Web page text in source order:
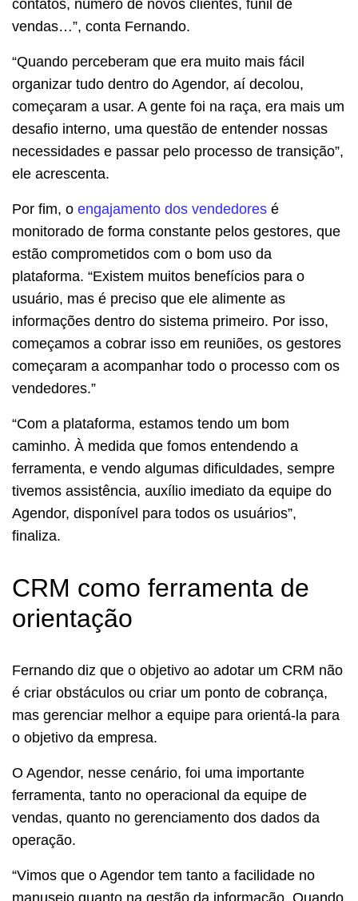
contatos, número de novos clientes, funil de
vendas…”, conta Fernando.
“Quando perceberam que era muito mais fácil
organizar tudo dentro do Agendor, aí decolou,
começaram a usar. A gente foi na raça, era mais um
desafio interno, uma questão de entender nossas
necessidades e passar pelo processo de transição”,
ele acrescenta.
Por fim, o engajamento dos vendedores é
monitorado de forma constante pelos gestores, que
estão comprometidos com o bom uso da
plataforma. “Existem muitos benefícios para o
usuário, mas é preciso que ele alimente as
informações dentro do sistema primeiro. Por isso,
começamos a cobrar isso em reuniões, os gestores
começaram a acompanhar todo o processo com os
vendedores.”
“Com a plataforma, estamos tendo um bom
caminho. À medida que fomos entendendo a
ferramenta, e vendo algumas dificuldades, sempre
tivemos assistência, auxílio imediato da equipe do
Agendor, disponível para todos os usuários”,
finaliza.
CRM como ferramenta de
orientação
Fernando diz que o objetivo ao adotar um CRM não
é criar obstáculos ou criar um ponto de cobrança,
mas gerenciar melhor a equipe para orientá-la para
o objetivo da empresa.
O Agendor, nesse cenário, foi uma importante
ferramenta, tanto no operacional da equipe de
vendas, quanto no gerenciamento dos dados da
operação.
“Vimos que o Agendor tem tanto a facilidade no